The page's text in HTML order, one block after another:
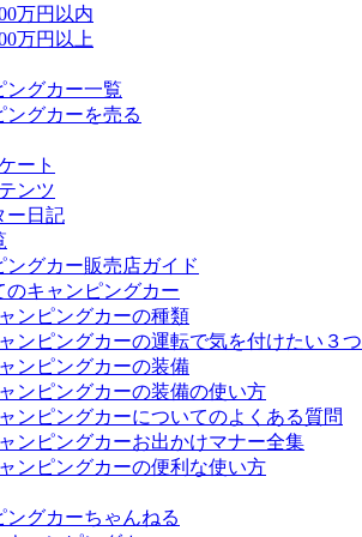
万円以内
万円以上
ングカー一覧
ングカーを売る
ート
ンツ
ー日記
ングカー販売店ガイド
のキャンピングカー
ンピングカーの種類
ンピングカーの運転で気を付けたい３
ンピングカーの装備
ンピングカーの装備の使い方
ンピングカーについてのよくある質問
ンピングカーお出かけマナー全集
ンピングカーの便利な使い方
ングカーちゃんねる